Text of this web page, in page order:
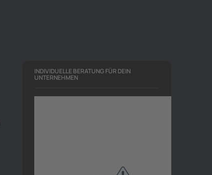
INDIVIDUELLE BERATUNG FÜR DEIN
UNTERNEHMEN